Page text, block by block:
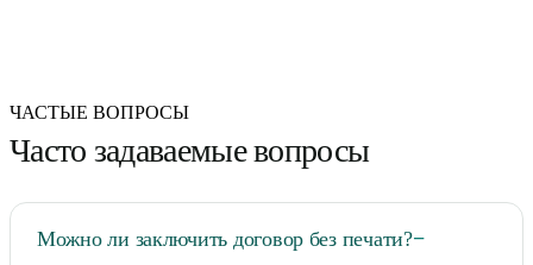
ЧАСТЫЕ ВОПРОСЫ
Часто задаваемые вопросы
Можно ли заключить договор без печати?−